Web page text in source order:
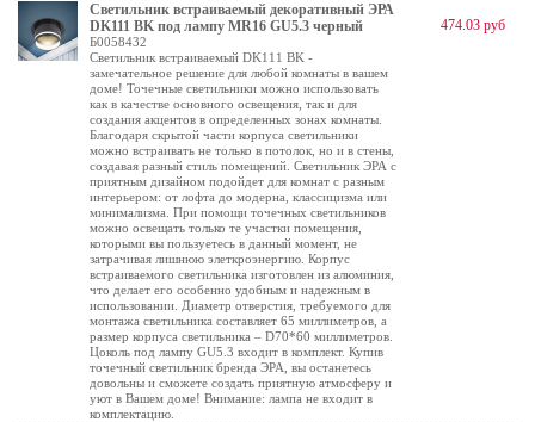
Светильник встраиваемый декоративный ЭРА
DK111 BK под лампу MR16 GU5.3 черный
Б0058432
Светильник встраиваемый DK111 BK -
замечательное решение для любой комнаты в вашем
доме! Точечные светильники можно использовать
как в качестве основного освещения, так и для
создания акцентов в определенных зонах комнаты.
Благодаря скрытой части корпуса светильники
можно встраивать не только в потолок, но и в стены,
создавая разный стиль помещений. Светильник ЭРА с
приятным дизайном подойдет для комнат с разным
интерьером: от лофта до модерна, классицизма или
минимализма. При помощи точечных светильников
можно освещать только те участки помещения,
которыми вы пользуетесь в данный момент, не
затрачивая лишнюю элеткроэнергию. Корпус
встраиваемого светильника изготовлен из алюминия,
что делает его особенно удобным и надежным в
использовании. Диаметр отверстия, требуемого для
монтажа светильника составляет 65 миллиметров, а
размер корпуса светильника – D70*60 миллиметров.
Цоколь под лампу GU5.3 входит в комплект. Купив
точечный светильник бренда ЭРА, вы останетесь
довольны и сможете создать приятную атмосферу и
уют в Вашем доме! Внимание: лампа не входит в
комплектацию.
474.03 руб